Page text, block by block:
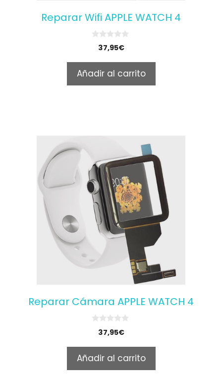
Reparar Wifi APPLE WATCH 4
o
5
37,95€
Añadir al carrito
Reparar Cámara APPLE WATCH 4
o
f
5
37,95€
Añadir al carrito